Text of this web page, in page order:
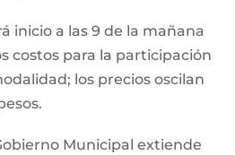
inicio a las 9 de la mañana
costos para la participación
los precios oscilan
Municipal extiende